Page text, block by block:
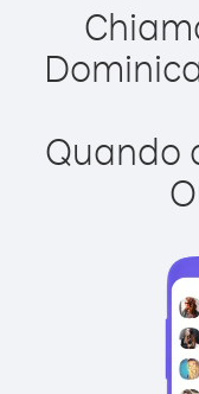
Quando